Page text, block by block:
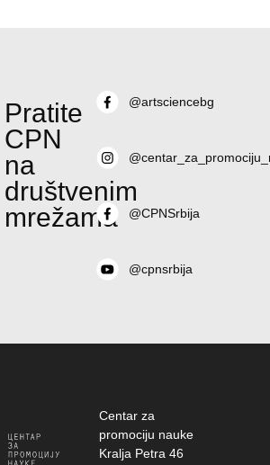
Pratite
CPN
na
društvenim
mrežama
@artsciencebg
@CPNSrbija
@cpnsrbija
Centar za
promociju nauke
Kralja Petra 46